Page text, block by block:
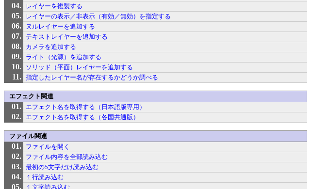
レイヤーを複製する
レイヤーの表示／非表示（有効／無効）を指定する
ヌルレイヤーを追加する
テキストレイヤーを追加する
カメラを追加する
ライト（光源）を追加する
ソリッド（平面）レイヤーを追加する
指定したレイヤー名が存在するかどうか調べる
エフェクト関連
エフェクト名を取得する（日本語版専用）
エフェクト名を取得する（各国共通版）
ファイル関連
ファイルを開く
ファイル内容を全部読み込む
最初の5文字だけ読み込む
１行読み込む
１文字読み込む